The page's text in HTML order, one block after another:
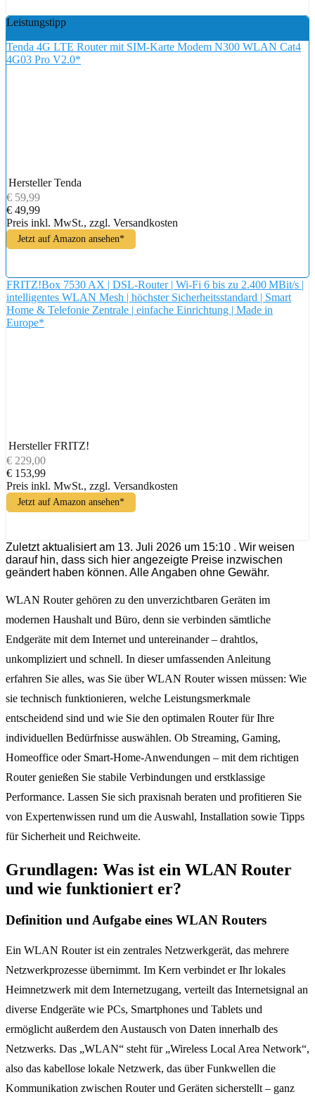
Leistungstipp
Tenda 4G LTE Router mit SIM-Karte Modem N300 WLAN Cat4
4G03 Pro V2.0*
Hersteller Tenda
€ 59,99
€ 49,99
Preis inkl. MwSt., zzgl. Versandkosten
Jetzt auf Amazon ansehen*
FRITZ!Box 7530 AX | DSL-Router | Wi-Fi 6 bis zu 2.400 MBit/s |
intelligentes WLAN Mesh | höchster Sicherheitsstandard | Smart
Home & Telefonie Zentrale | einfache Einrichtung | Made in
Europe*
Hersteller FRITZ!
€ 229,00
€ 153,99
Preis inkl. MwSt., zzgl. Versandkosten
Jetzt auf Amazon ansehen*
Zuletzt aktualisiert am 13. Juli 2026 um 15:10 . Wir weisen
darauf hin, dass sich hier angezeigte Preise inzwischen
geändert haben können. Alle Angaben ohne Gewähr.
WLAN Router gehören zu den unverzichtbaren Geräten im
modernen Haushalt und Büro, denn sie verbinden sämtliche
Endgeräte mit dem Internet und untereinander – drahtlos,
unkompliziert und schnell. In dieser umfassenden Anleitung
erfahren Sie alles, was Sie über WLAN Router wissen müssen: Wie
sie technisch funktionieren, welche Leistungsmerkmale
entscheidend sind und wie Sie den optimalen Router für Ihre
individuellen Bedürfnisse auswählen. Ob Streaming, Gaming,
Homeoffice oder Smart-Home-Anwendungen – mit dem richtigen
Router genießen Sie stabile Verbindungen und erstklassige
Performance. Lassen Sie sich praxisnah beraten und profitieren Sie
von Expertenwissen rund um die Auswahl, Installation sowie Tipps
für Sicherheit und Reichweite.
Grundlagen: Was ist ein WLAN Router
und wie funktioniert er?
Definition und Aufgabe eines WLAN Routers
Ein WLAN Router ist ein zentrales Netzwerkgerät, das mehrere
Netzwerkprozesse übernimmt. Im Kern verbindet er Ihr lokales
Heimnetzwerk mit dem Internetzugang, verteilt das Internetsignal an
diverse Endgeräte wie PCs, Smartphones und Tablets und
ermöglicht außerdem den Austausch von Daten innerhalb des
Netzwerks. Das „WLAN“ steht für „Wireless Local Area Network“,
also das kabellose lokale Netzwerk, das über Funkwellen die
Kommunikation zwischen Router und Geräten sicherstellt – ganz